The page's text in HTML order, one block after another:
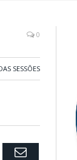
0
SESSÕES
Email